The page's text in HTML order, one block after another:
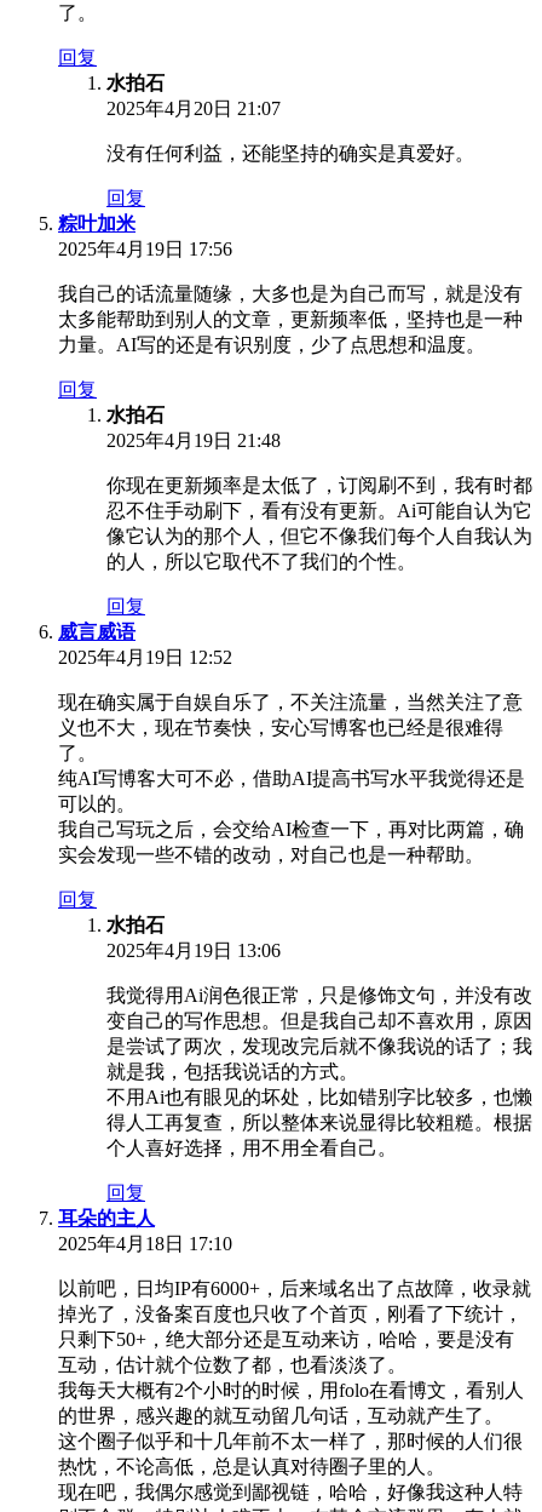
了。
回复
水拍石
2025年4月20日 21:07
没有任何利益，还能坚持的确实是真爱好。
回复
粽叶加米
2025年4月19日 17:56
我自己的话流量随缘，大多也是为自己而写，就是没有
太多能帮助到别人的文章，更新频率低，坚持也是一种
力量。AI写的还是有识别度，少了点思想和温度。
回复
水拍石
2025年4月19日 21:48
你现在更新频率是太低了，订阅刷不到，我有时都
忍不住手动刷下，看有没有更新。Ai可能自认为它
像它认为的那个人，但它不像我们每个人自我认为
的人，所以它取代不了我们的个性。
回复
威言威语
2025年4月19日 12:52
现在确实属于自娱自乐了，不关注流量，当然关注了意
义也不大，现在节奏快，安心写博客也已经是很难得
了。
纯AI写博客大可不必，借助AI提高书写水平我觉得还是
可以的。
我自己写玩之后，会交给AI检查一下，再对比两篇，确
实会发现一些不错的改动，对自己也是一种帮助。
回复
水拍石
2025年4月19日 13:06
我觉得用Ai润色很正常，只是修饰文句，并没有改
变自己的写作思想。但是我自己却不喜欢用，原因
是尝试了两次，发现改完后就不像我说的话了；我
就是我，包括我说话的方式。
不用Ai也有眼见的坏处，比如错别字比较多，也懒
得人工再复查，所以整体来说显得比较粗糙。根据
个人喜好选择，用不用全看自己。
回复
耳朵的主人
2025年4月18日 17:10
以前吧，日均IP有6000+，后来域名出了点故障，收录就
掉光了，没备案百度也只收了个首页，刚看了下统计，
只剩下50+，绝大部分还是互动来访，哈哈，要是没有
互动，估计就个位数了都，也看淡淡了。
我每天大概有2个小时的时候，用folo在看博文，看别人
的世界，感兴趣的就互动留几句话，互动就产生了。
这个圈子似乎和十几年前不太一样了，那时候的人们很
热忱，不论高低，总是认真对待圈子里的人。
现在吧，我偶尔感觉到鄙视链，哈哈，好像我这种人特